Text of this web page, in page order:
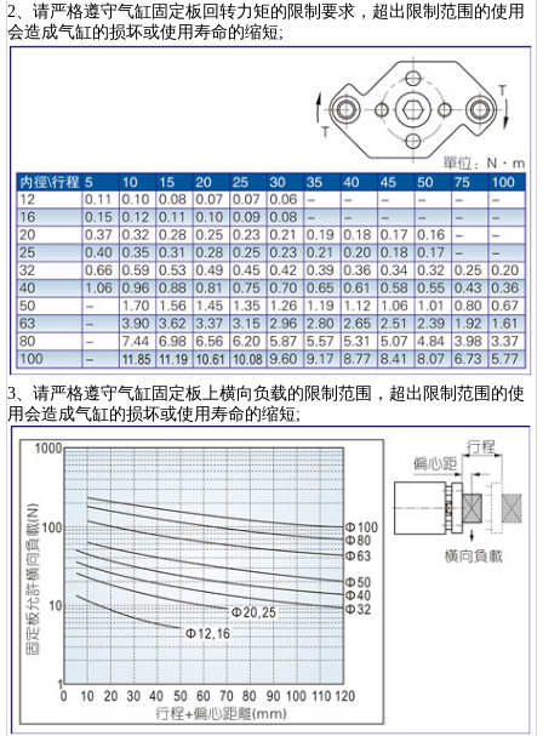
2、请严格遵守气缸固定板回转力矩的限制要求，超出限制范围的使用
会造成气缸的损坏或使用寿命的缩短;
3、请严格遵守气缸固定板上横向负载的限制范围，超出限制范围的使
用会造成气缸的损坏或使用寿命的缩短;